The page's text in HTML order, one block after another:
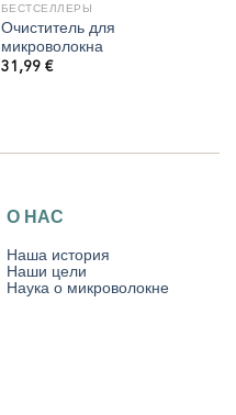
БЕСТСЕЛЛЕРЫ
Очиститель для
микроволокна
31,99 €
О НАС
Наша история
Наши цели
Наука о микроволокне